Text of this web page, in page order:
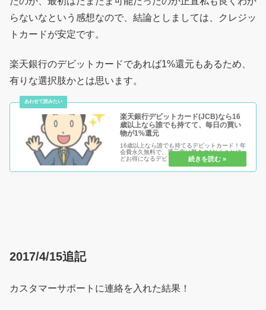
らないなという感想なので、結論としましては、クレジッ
トカードが安定です。
楽天銀行のデビットカードであれば1%還元もあるため、
有りな選択肢かとは思います。
楽天銀行デビットカード(JCB)なら16
歳以上なら誰でも持てて、毎日の買い
物が1%還元
16歳以上なら誰でも持てるデビットカード！年
会費永久無料で、還元率は驚きの1%！これほ
どお得になるデビットカードの登場を待ってい
た！いつもの買い物がキャッシュレスで、常に
1%還元されちゃうお得なカードを、ぜひ、手
2017/4/15追記
カスタマーサポートに連絡を入れた結果！